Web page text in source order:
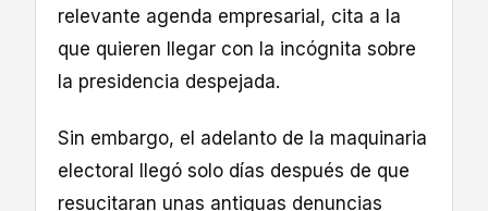
relevante agenda empresarial, cita a la
que quieren llegar con la incógnita sobre
la presidencia despejada.
Sin embargo, el adelanto de la maquinaria
electoral llegó solo días después de que
resucitaran unas antiguas denuncias